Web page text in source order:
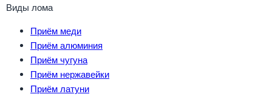
Виды лома
Приём меди
Приём алюминия
Приём чугуна
Приём нержавейки
Приём латуни